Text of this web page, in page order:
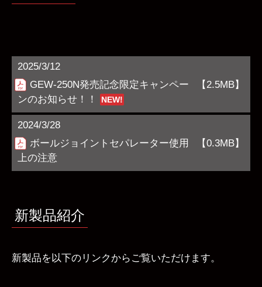
2025/3/12
GEW-250N発売記念限定キャンペー
ンのお知らせ！！
NEW!
【2.5MB】
2024/3/28
ボールジョイントセパレーター使用
上の注意
【0.3MB】
新製品紹介
新製品を以下のリンクからご覧いただけます。